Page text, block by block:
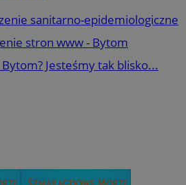
sanitarno-epidemiologiczne
stron www - Bytom
Bytom? Jesteśmy tak blisko...